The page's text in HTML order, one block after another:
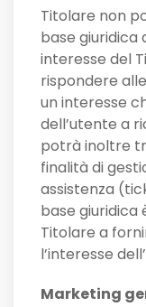
Titolare non
base
interesse del
rispondere
un interesse
dell’utente a
potrà inoltre
finalità di
assistenza
base giuridica
Titolare a
l’interesse
Marketing